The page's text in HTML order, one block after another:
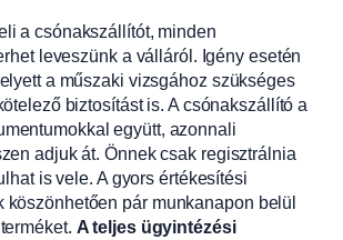
a csónakszállítót, minden
leveszünk a válláról. Igény esetén
a műszaki vizsgához szükséges
biztosítást is. A csónakszállító a
együtt, azonnali
adjuk át. Önnek csak regisztrálnia
is vele. A gyors értékesítési
köszönhetően pár munkanapon belül
A teljes ügyintézési